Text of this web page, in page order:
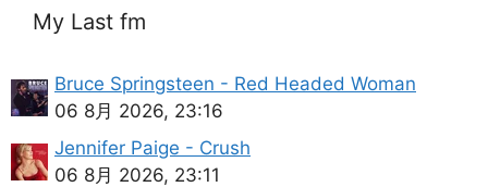
My Last fm
Bruce Springsteen - Red Headed Woman
06 8月 2026, 23:16
Jennifer Paige - Crush
06 8月 2026, 23:11